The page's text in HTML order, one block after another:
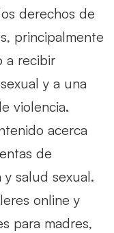
derechos de
principalmente
a recibir
y a una
violencia.
acerca
de
y salud sexual.
online y
para madres,